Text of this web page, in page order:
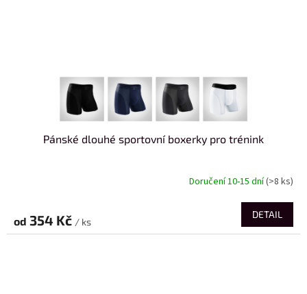
Pánské dlouhé sportovní boxerky pro trénink
Doručení 10-15 dní(>8 ks)
od 354 Kč / ks
DETAIL